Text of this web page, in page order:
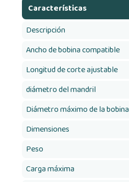
Características
Descripción
Ancho de bobina compatible
Longitud de corte ajustable
diámetro del mandril
Diámetro máximo de la bobina
Dimensiones
Peso
Carga máxima